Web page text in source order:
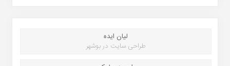
لیان ایده
طراحی سایت در بوشهر